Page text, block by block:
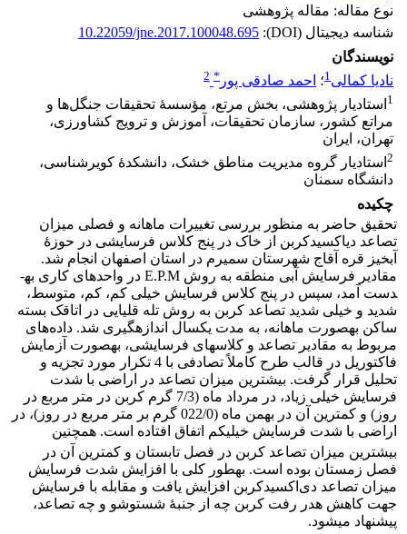
نوع مقاله: مقاله پژوهشی
شناسه دیجیتال (DOI):
10.22059/jne.2017.100048.695
نویسندگان
نادیا کمالی1؛ احمد صادقی پور *
2
1 استادیار پژوهشی، بخش مرتع، مؤسسۀ تحقیقات جنگل‌ها و
مراتع کشور، سازمان تحقیقات، آموزش و ترویج کشاورزی،
تهران، ایران
2 استادیار گروه مدیریت مناطق خشک، دانشکدۀ کویرشناسی،
دانشگاه سمنان
چکیده
تحقیق حاضر به منظور بررسی تغییرات ماهانه و فصلی میزان
تصاعد دی­اکسید‌کربن از خاک در پنج کلاس فرسایشی در حوزۀ
آبخیز قره آقاج شهرستان سمیرم در استان اصفهان انجام شد.
مقادیر فرسایش آبی منطقه به روش E.P.M در واحدهای کاری به­
دست آمد، سپس در پنج کلاس فرسایش خیلی کم، کم، متوسط،
شدید و خیلی شدید تصاعد کربن به روش تله قلیایی در اتاقک بسته
ساکن به­صورت ماهانه، به مدت یک­سال اندازه­گیری شد. داده‌های
مربوط به مقادیر تصاعد و کلاس­های فرسایشی، به­صورت آزمایش
فاکتوریل در قالب طرح کاملاً تصادفی با 4 تکرار مورد تجزیه و
تحلیل قرار گرفت. بیشترین میزان تصاعد در اراضی با شدت
فرسایش خیلی زیاد، در مرداد ماه (7/3 گرم کربن در متر مربع در
روز) و کمترین آن در بهمن ماه (022/0 گرم بر متر مربع در روز)، در
اراضی با شدت فرسایش خیلیکم اتفاق افتاده است. همچنین
بیشترین میزان تصاعد کربن در فصل تابستان و کمترین آن در
فصل زمستان بوده است. به­طور کلی با افزایش شدت فرسایش
میزان تصاعد دی‌اکسید‌کربن افزایش یافت و مقابله با فرسایش
جهت کاهش هدر رفت کربن چه از جنبۀ شست­و­شو و چه تصاعد،
پیشنهاد می­شود.